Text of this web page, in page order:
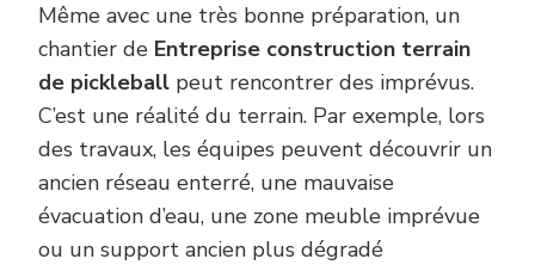
Même avec une très bonne préparation, un
chantier de Entreprise construction terrain
de pickleball peut rencontrer des imprévus.
C’est une réalité du terrain. Par exemple, lors
des travaux, les équipes peuvent découvrir un
ancien réseau enterré, une mauvaise
évacuation d’eau, une zone meuble imprévue
ou un support ancien plus dégradé